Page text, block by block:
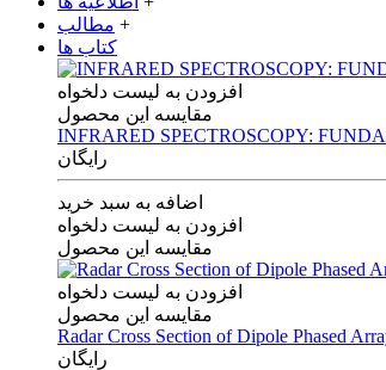
مطالب +
کتاب ها
افزودن به لیست دلخواه
مقایسه این محصول
INFRARED SPECTROSCOPY:
رایگان
اضافه به سبد خرید
افزودن به لیست دلخواه
مقایسه این محصول
افزودن به لیست دلخواه
مقایسه این محصول
Radar Cross Section of Dipole Phased
رایگان